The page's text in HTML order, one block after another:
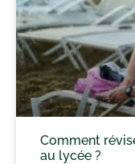
Comment
au lycée ?